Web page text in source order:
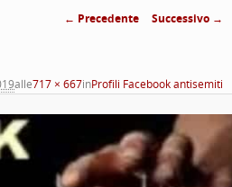
← Precedente Successivo →
alle717 × 667inProfili Facebook antisemiti